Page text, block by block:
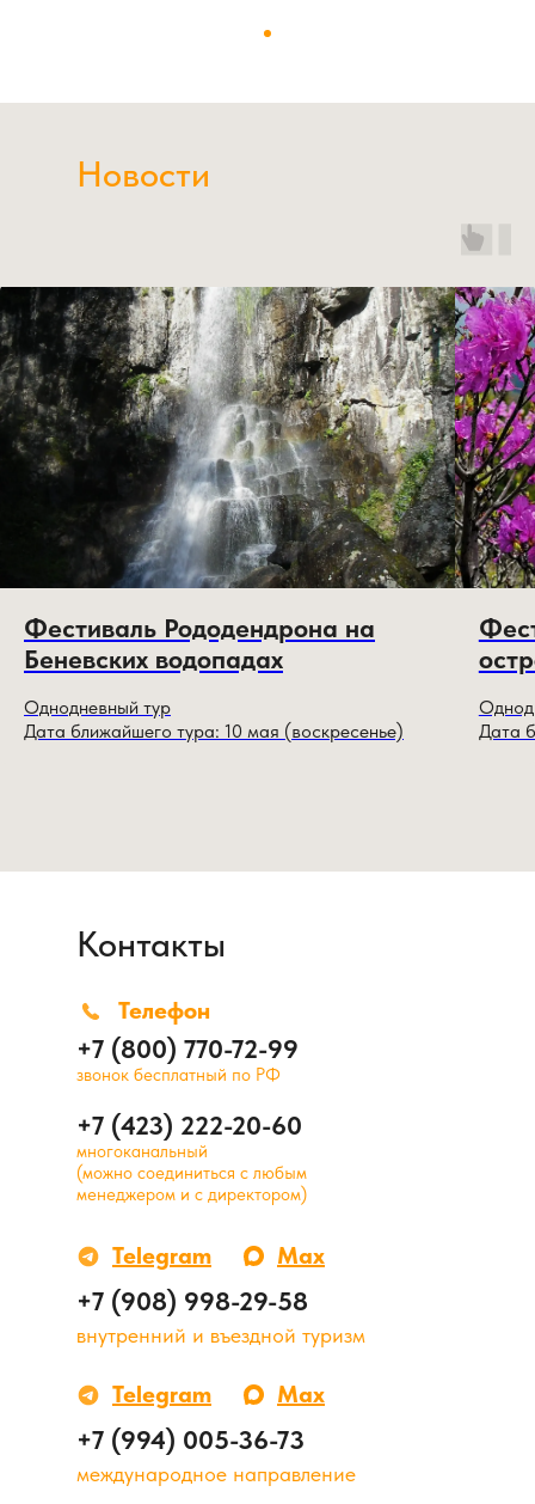
Новости
Фестиваль Рододендрона на
Беневских водопадах
Однодневный тур
Дата ближайшего тура: 10 мая (воскресенье)
Дата
Контакты
Телефон
+7 (800) 770-72-99
+7 (423) 222-20-60
звонок бесплатный по РФ
+7 (908) 998-29-58
многоканальный
(можно соединиться с любым
менеджером и с директором)
Telegram
Telegram
+7 (994) 005-36-73
международное направление
внутренний и въездной туризм
Max
Max